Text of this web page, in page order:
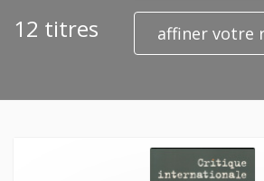
affiner votre
12 titres